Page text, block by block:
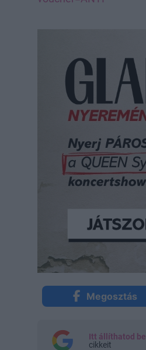
Megosztás
Itt állíthatod be
cikkeit